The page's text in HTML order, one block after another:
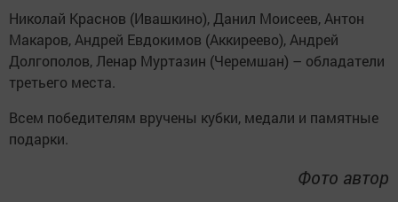
Николай Краснов (Ивашкино), Данил Моисеев, Антон
Макаров, Андрей Евдокимов (Аккиреево), Андрей
Долгополов, Ленар Муртазин (Черемшан) – обладатели
третьего места.
Всем победителям вручены кубки, медали и памятные
подарки.
Фото автор